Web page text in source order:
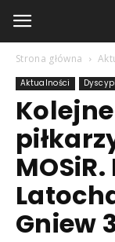
Strona główna
Aktualności
MOSiR.
Gniew